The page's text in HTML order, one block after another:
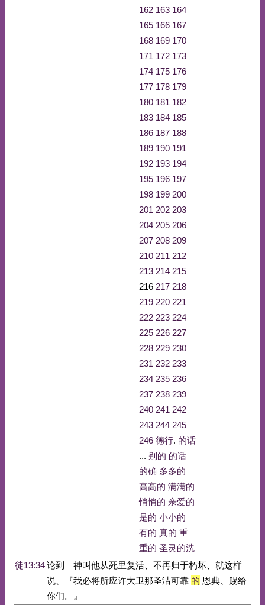
162 163 164
165 166 167
168 169 170
171 172 173
174 175 176
177 178 179
180 181 182
183 184 185
186 187 188
189 190 191
192 193 194
195 196 197
198 199 200
201 202 203
204 205 206
207 208 209
210 211 212
213 214 215
216 217 218
219 220 221
222 223 224
225 226 227
228 229 230
231 232 233
234 235 236
237 238 239
240 241 242
243 244 245
246 德行. 的话
... 别的 的话
的确 多多的
高高的 满满的
悄悄的 亲爱的
是的 小小的
有的 真的 重
重的 圣灵的洗
徒13:34论到 神叫他从死里复活、不再归于朽坏、就这样
说、『我必将所应许大卫那圣洁可靠 的 恩典、赐给
你们。』